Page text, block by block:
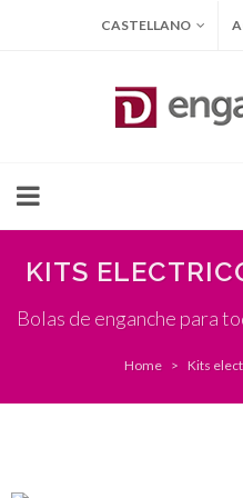
CASTELLANO
KITS
Bolas de enganche para
Home Kits